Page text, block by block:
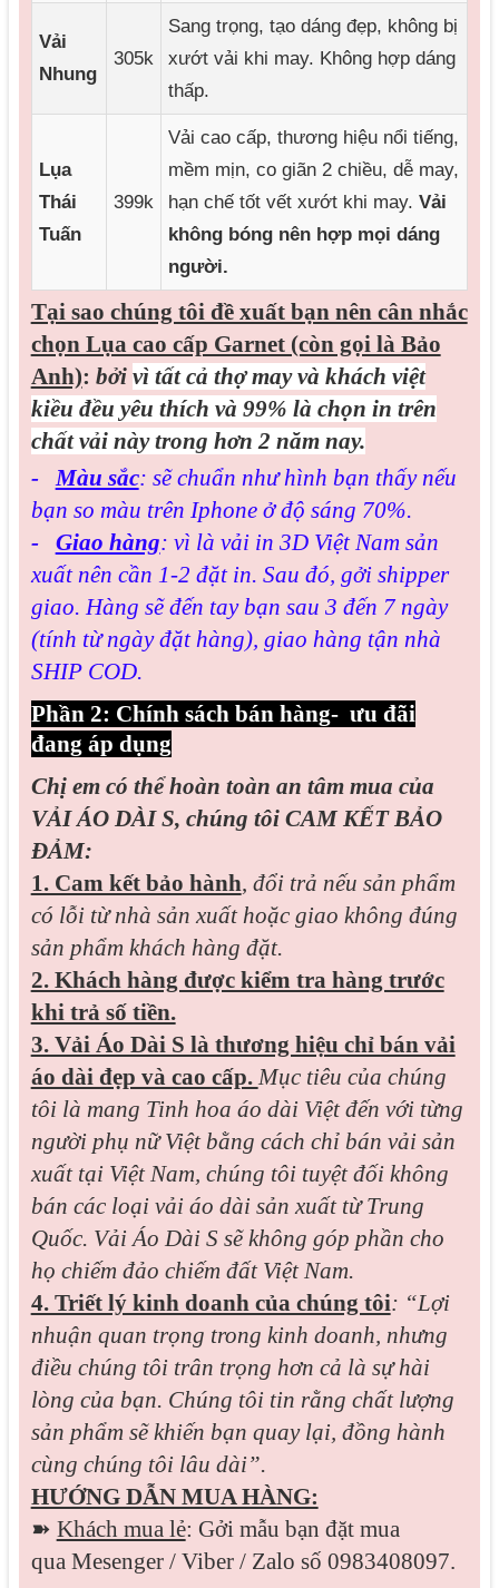
Vải
Nhung
305k
Sang trọng, tạo dáng đẹp, không bị
xướt vải khi may. Không hợp dáng
thấp.
Lụa
Thái
Tuấn
399k
Vải cao cấp, thương hiệu nổi tiếng,
mềm mịn, co giãn 2 chiều, dễ may,
hạn chế tốt vết xướt khi may. Vải
không bóng nên hợp mọi dáng
người.
Tại sao chúng tôi đề xuất bạn nên cân nhắc
chọn Lụa cao cấp Garnet (còn gọi là Bảo
Anh): bởi vì tất cả thợ may và khách việt
kiều đều yêu thích và 99% là chọn in trên
chất vải này trong hơn 2 năm nay.
-Màu sắc: sẽ chuẩn như hình bạn thấy nếu
bạn so màu trên Iphone ở độ sáng 70%.
- Giao hàng: vì là vải in 3D Việt Nam sản
xuất nên cần 1-2 đặt in. Sau đó, gởi shipper
giao. Hàng sẽ đến tay bạn sau 3 đến 7 ngày
(tính từ ngày đặt hàng), giao hàng tận nhà
SHIP COD.
Phần 2: Chính sách bán hàng- ưu đãi
đang áp dụng
Chị em có thể hoàn toàn an tâm mua của
VẢI ÁO DÀI S, chúng tôi CAM KẾT BẢO
ĐẢM:
1. Cam kết bảo hành, đổi trả nếu sản phẩm
có lỗi từ nhà sản xuất hoặc giao không đúng
sản phẩm khách hàng đặt.
2. Khách hàng được kiểm tra hàng trước
khi trả số tiền.
3. Vải Áo Dài S là thương hiệu chỉ bán vải
áo dài đẹp và cao cấp. Mục tiêu của chúng
tôi là mang Tinh hoa áo dài Việt đến với từng
người phụ nữ Việt bằng cách chỉ bán vải sản
xuất tại Việt Nam, chúng tôi tuyệt đối không
bán các loại vải áo dài sản xuất từ Trung
Quốc. Vải Áo Dài S sẽ không góp phần cho
họ chiếm đảo chiếm đất Việt Nam.
4. Triết lý kinh doanh của chúng tôi: “Lợi
nhuận quan trọng trong kinh doanh, nhưng
điều chúng tôi trân trọng hơn cả là sự hài
lòng của bạn. Chúng tôi tin rằng chất lượng
sản phẩm sẽ khiến bạn quay lại, đồng hành
cùng chúng tôi lâu dài”.
HƯỚNG DẪN MUA HÀNG:
➽ Khách mua lẻ: Gởi mẫu bạn đặt mua
qua Mesenger / Viber / Zalo số 0983408097.